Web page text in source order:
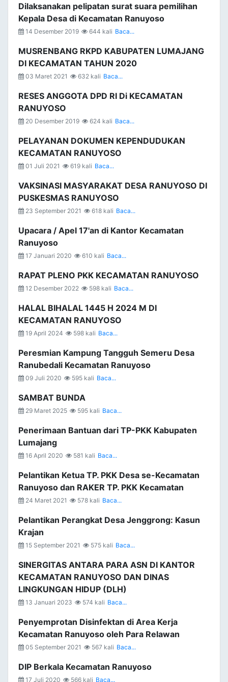
Dilaksanakan pelipatan surat suara pemilihan
Kepala Desa di Kecamatan Ranuyoso
14 Desember 2019 644 kali Baca...
MUSRENBANG RKPD KABUPATEN LUMAJANG
DI KECAMATAN TAHUN 2020
03 Maret 2021 632 kali Baca...
RESES ANGGOTA DPD RI Di KECAMATAN
RANUYOSO
20 Desember 2019 624 kali Baca...
PELAYANAN DOKUMEN KEPENDUDUKAN
KECAMATAN RANUYOSO
01 Juli 2021 619 kali Baca...
VAKSINASI MASYARAKAT DESA RANUYOSO DI
PUSKESMAS RANUYOSO
23 September 2021 618 kali Baca...
Upacara / Apel 17'an di Kantor Kecamatan
Ranuyoso
17 Januari 2020 610 kali Baca...
RAPAT PLENO PKK KECAMATAN RANUYOSO
12 Desember 2022 598 kali Baca...
HALAL BIHALAL 1445 H 2024 M DI
KECAMATAN RANUYOSO
19 April 2024 598 kali Baca...
Peresmian Kampung Tangguh Semeru Desa
Ranubedali Kecamatan Ranuyoso
09 Juli 2020 595 kali Baca...
SAMBAT BUNDA
29 Maret 2025 595 kali Baca...
Penerimaan Bantuan dari TP-PKK Kabupaten
Lumajang
16 April 2020 581 kali Baca...
Pelantikan Ketua TP. PKK Desa se-Kecamatan
Ranuyoso dan RAKER TP. PKK Kecamatan
24 Maret 2021 578 kali Baca...
Pelantikan Perangkat Desa Jenggrong: Kasun
Krajan
15 September 2021 575 kali Baca...
SINERGITAS ANTARA PARA ASN DI KANTOR
KECAMATAN RANUYOSO DAN DINAS
LINGKUNGAN HIDUP (DLH)
13 Januari 2023 574 kali Baca...
Penyemprotan Disinfektan di Area Kerja
Kecamatan Ranuyoso oleh Para Relawan
05 September 2021 567 kali Baca...
DIP Berkala Kecamatan Ranuyoso
17 Juli 2020 566 kali Baca...